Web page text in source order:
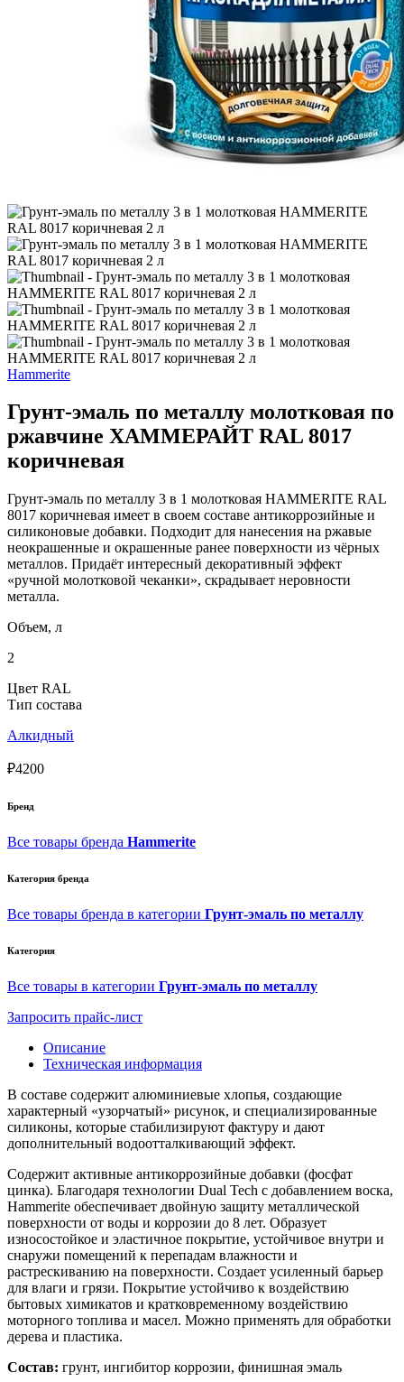
Hammerite
Грунт-эмаль по металлу молотковая по
ржавчине ХАММЕРАЙТ RAL 8017
коричневая
Грунт-эмаль по металлу 3 в 1 молотковая HAMMERITE RAL
8017 коричневая имеет в своем составе антикоррозийные и
силиконовые добавки. Подходит для нанесения на ржавые
неокрашенные и окрашенные ранее поверхности из чёрных
металлов. Придаёт интересный декоративный эффект
«ручной молотковой чеканки», скрадывает неровности
металла.
Объем, л
2
Цвет RAL
Тип состава
Алкидный
₽4200
Бренд
Все товары бренда Hammerite
Категория бренда
Все товары бренда в категории Грунт-эмаль по металлу
Категория
Все товары в категории Грунт-эмаль по металлу
Запросить прайс-лист
Описание
Техническая информация
В составе содержит алюминиевые хлопья, создающие
характерный «узорчатый» рисунок, и специализированные
силиконы, которые стабилизируют фактуру и дают
дополнительный водоотталкивающий эффект.
Содержит активные антикоррозийные добавки (фосфат
цинка). Благодаря технологии Dual Tech c добавлением воска,
Hammerite обеспечивает двойную защиту металлической
поверхности от воды и коррозии до 8 лет. Образует
износостойкое и эластичное покрытие, устойчивое внутри и
снаружи помещений к перепадам влажности и
растрескиванию на поверхности. Создает усиленный барьер
для влаги и грязи. Покрытие устойчиво к воздействию
бытовых химикатов и кратковременному воздействию
моторного топлива и масел. Можно применять для обработки
дерева и пластика.
Состав: грунт, ингибитор коррозии, финишная эмаль